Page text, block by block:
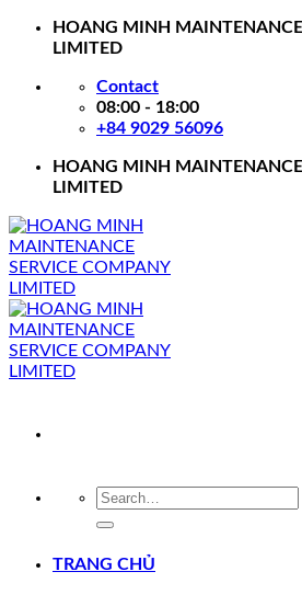
Skip
HOANG MINH
LIMITED
Contact
08:00 - 18:00
+84 9029 56096
HOANG MINH
LIMITED
Search
TRANG CHỦ